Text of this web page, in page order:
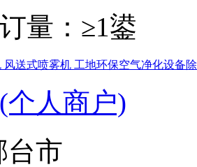
量： ≥1鍙
风送式喷雾机 工地环保空气净化设备
个人商户)
台市